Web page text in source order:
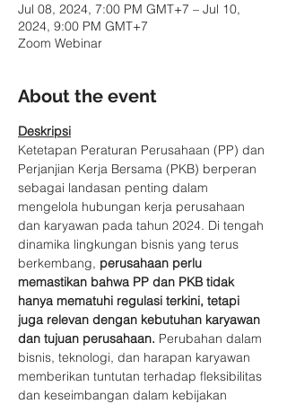
Jul 08, 2024, 7:00 PM GMT+7 – Jul 10,
2024, 9:00 PM GMT+7
Zoom Webinar
About the event
Deskripsi
Ketetapan Peraturan Perusahaan (PP) dan
Perjanjian Kerja Bersama (PKB) berperan
sebagai landasan penting dalam
mengelola hubungan kerja perusahaan
dan karyawan pada tahun 2024. Di tengah
dinamika lingkungan bisnis yang terus
berkembang, perusahaan perlu
memastikan bahwa PP dan PKB tidak
hanya mematuhi regulasi terkini, tetapi
juga relevan dengan kebutuhan karyawan
dan tujuan perusahaan. Perubahan dalam
bisnis, teknologi, dan harapan karyawan
memberikan tuntutan terhadap fleksibilitas
dan keseimbangan dalam kebijakan